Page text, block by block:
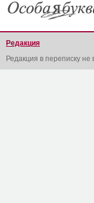
Редакция
Редакция в переписку